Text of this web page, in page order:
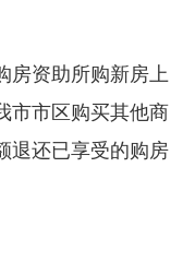
房资助所购新房上
市市区购买其他商
退还已享受的购房